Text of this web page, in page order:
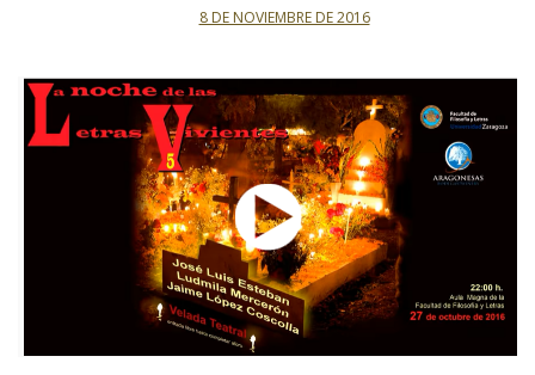
8 DE NOVIEMBRE DE 2016